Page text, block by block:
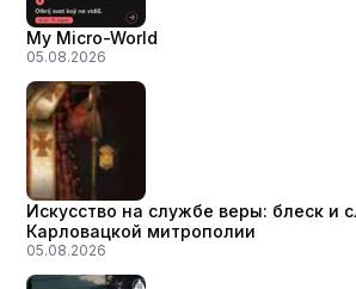
My Micro-World
05.08.2026
Искусство на службе веры: блеск и
Карловацкой митрополии
05.08.2026